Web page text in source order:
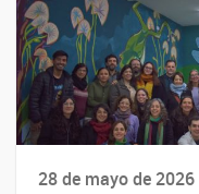
28 de mayo de 2026